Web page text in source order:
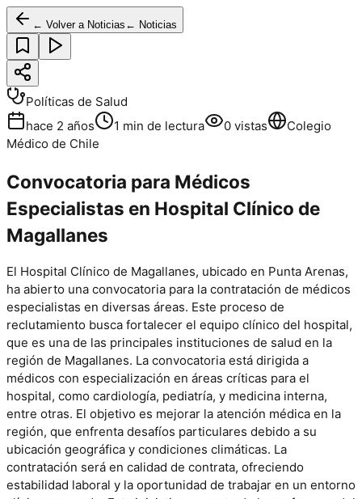
← Volver a Noticias ← Noticias
Políticas de Salud
hace 2 años
1 min de lectura 0 vistas
Colegio
Médico de Chile
Convocatoria para Médicos
Especialistas en Hospital Clínico de
Magallanes
El Hospital Clínico de Magallanes, ubicado en Punta Arenas,
ha abierto una convocatoria para la contratación de médicos
especialistas en diversas áreas. Este proceso de
reclutamiento busca fortalecer el equipo clínico del hospital,
que es una de las principales instituciones de salud en la
región de Magallanes. La convocatoria está dirigida a
médicos con especialización en áreas críticas para el
hospital, como cardiología, pediatría, y medicina interna,
entre otras. El objetivo es mejorar la atención médica en la
región, que enfrenta desafíos particulares debido a su
ubicación geográfica y condiciones climáticas. La
contratación será en calidad de contrata, ofreciendo
estabilidad laboral y la oportunidad de trabajar en un entorno